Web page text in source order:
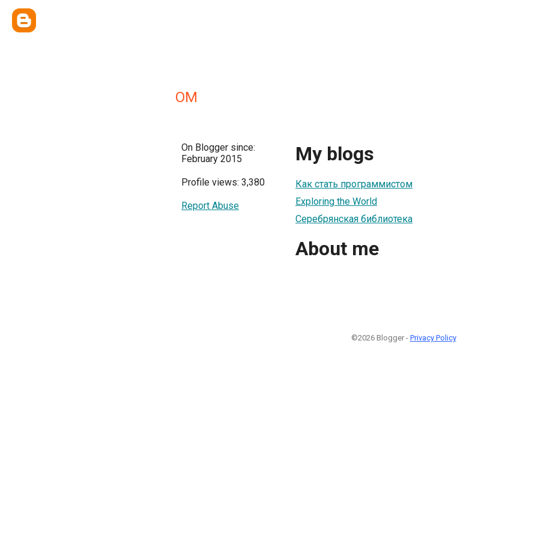
OM
On Blogger since:
February 2015
Profile views: 3,380
Report Abuse
My blogs
Как стать программистом
Exploring the World
Серебрянская библиотека
About me
©2026 Blogger - Privacy Policy